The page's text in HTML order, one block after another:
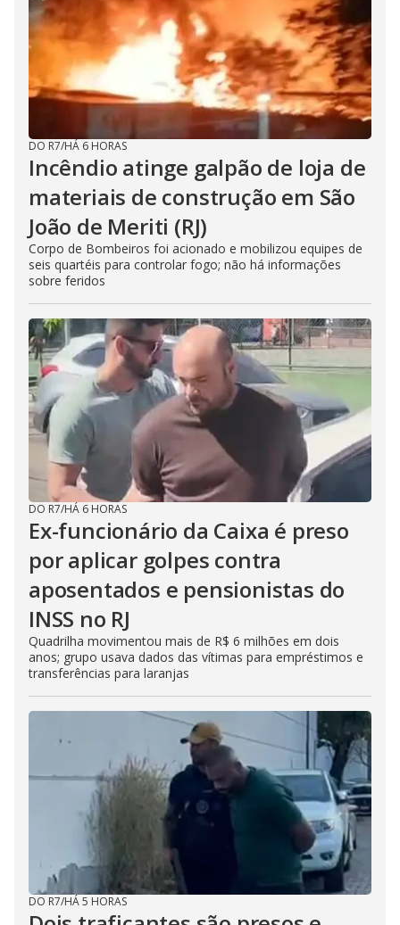
DO R7/HÁ 6 HORAS
Incêndio atinge galpão de loja de
materiais de construção em São
João de Meriti (RJ)
Corpo de Bombeiros foi acionado e mobilizou equipes de
seis quartéis para controlar fogo; não há informações
sobre feridos
DO R7/HÁ 6 HORAS
Ex-funcionário da Caixa é preso
por aplicar golpes contra
aposentados e pensionistas do
INSS no RJ
Quadrilha movimentou mais de R$ 6 milhões em dois
anos; grupo usava dados das vítimas para empréstimos e
transferências para laranjas
DO R7/HÁ 5 HORAS